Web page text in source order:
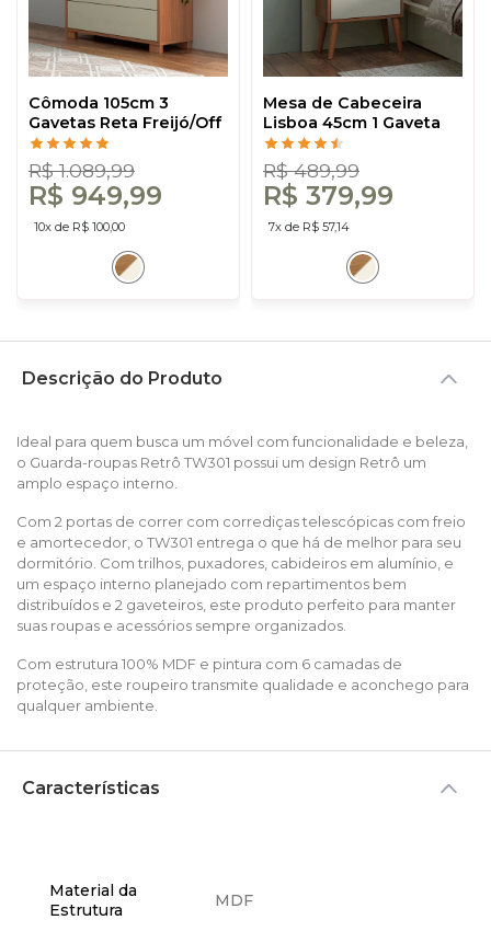
Cômoda 105cm 3
Gavetas Reta Freijó/Off
White - Dalla Costa
R$ 1.089,99
R$ 949,99
10x de R$ 100,00
Mesa de Cabeceira
Lisboa 45cm 1 Gaveta
Freijó/Off White - Dalla
Costa
R$ 489,99
R$ 379,99
7x de R$ 57,14
Descrição do Produto
Ideal para quem busca um móvel com funcionalidade e beleza,
o Guarda-roupas Retrô TW301 possui um design Retrô um
amplo espaço interno.
Com 2 portas de correr com corrediças telescópicas com freio
e amortecedor, o TW301 entrega o que há de melhor para seu
dormitório. Com trilhos, puxadores, cabideiros em alumínio, e
um espaço interno planejado com repartimentos bem
distribuídos e 2 gaveteiros, este produto perfeito para manter
suas roupas e acessórios sempre organizados.
Com estrutura 100% MDF e pintura com 6 camadas de
proteção, este roupeiro transmite qualidade e aconchego para
qualquer ambiente.
Características
Material da
Estrutura
MDF